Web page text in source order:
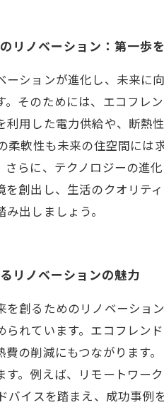
未
リノベーション：第一歩
ーションが進化し、未来に
。そのためには、エコフレ
利用した電力供給や、断熱
柔軟性も未来の住空間に
らに、テクノロジーの進
を創出し、生活のクオリテ
出しましょう。
リノベーションの魅力
を創るためのリノベーショ
られています。エコフレン
費の削減にもつながります
す。例えば、リモートワー
バイスを踏まえ、成功事例